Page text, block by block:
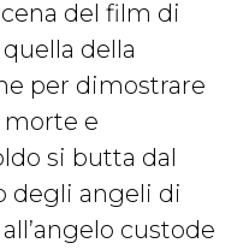
del film di
quella della
per dimostrare
morte e
si butta dal
degli angeli di
custode